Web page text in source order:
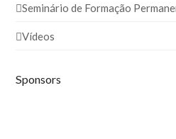
Seminário de Formação
Vídeos
Sponsors